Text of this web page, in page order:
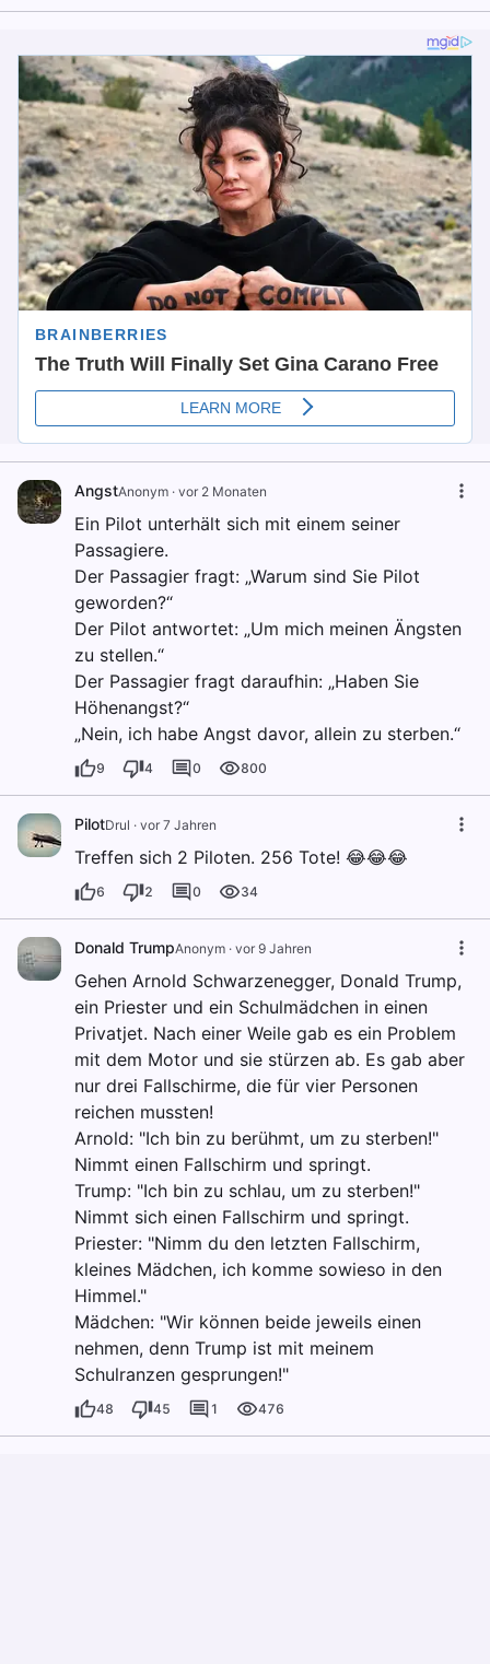
AngstAnonym · vor 2 Monaten
Ein Pilot unterhält sich mit einem seiner
Passagiere.
Der Passagier fragt: „Warum sind Sie Pilot
geworden?“
Der Pilot antwortet: „Um mich meinen Ängsten
zu stellen.“
Der Passagier fragt daraufhin: „Haben Sie
Höhenangst?“
„Nein, ich habe Angst davor, allein zu sterben.“
9 4 0 800
PilotDrul · vor 7 Jahren
Treffen sich 2 Piloten. 256 Tote! 😂😂😂
6 2 0 34
Donald TrumpAnonym · vor 9 Jahren
Gehen Arnold Schwarzenegger, Donald Trump,
ein Priester und ein Schulmädchen in einen
Privatjet. Nach einer Weile gab es ein Problem
mit dem Motor und sie stürzen ab. Es gab aber
nur drei Fallschirme, die für vier Personen
reichen mussten!
Arnold: "Ich bin zu berühmt, um zu sterben!"
Nimmt einen Fallschirm und springt.
Trump: "Ich bin zu schlau, um zu sterben!"
Nimmt sich einen Fallschirm und springt.
Priester: "Nimm du den letzten Fallschirm,
kleines Mädchen, ich komme sowieso in den
Himmel."
Mädchen: "Wir können beide jeweils einen
nehmen, denn Trump ist mit meinem
Schulranzen gesprungen!"
48 45 1 476